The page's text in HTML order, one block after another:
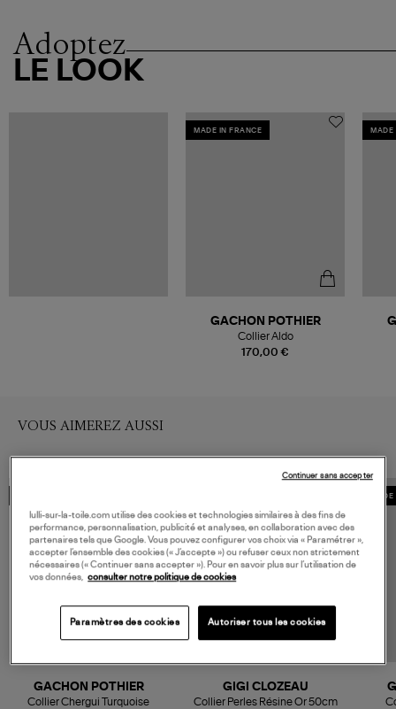
Adoptez
LE LOOK
MADE IN FRANCE
170,00 €
GACHON POTHIER
Collier Aldo
MADE
VOUS AIMEREZ AUSSI
GACHON POTHIER
Collier Chergui Turquoise
GIGI CLOZEAU
Collier Perles Résine Or 50cm
lulli-sur-la-toile.com utilise des cookies et technologies similaires à des fins de
performance, personnalisation, publicité et analyses, en collaboration avec des
partenaires tels que Google. Vous pouvez configurer vos choix via « Paramétrer »,
accepter l’ensemble des cookies (« J’accepte ») ou refuser ceux non strictement
nécessaires (« Continuer sans accepter »). Pour en savoir plus sur l’utilisation de
vos données,
consulter notre politique de cookies
Paramètres des cookies Autoriser tous les cookies
Continuer sans accepter